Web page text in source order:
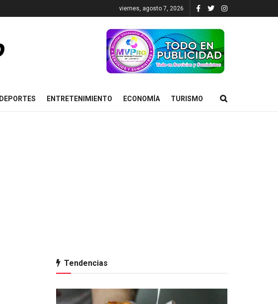
viernes, agosto 7, 2026
DEPORTES ENTRETENIMIENTO ECONOMÍA TURISMO
Tendencias